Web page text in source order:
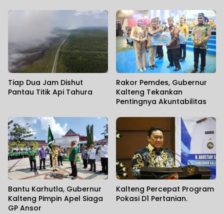
Tiap Dua Jam Dishut
Pantau Titik Api Tahura
Rakor Pemdes, Gubernur
Kalteng Tekankan
Pentingnya Akuntabilitas
Bantu Karhutla, Gubernur
Kalteng Pimpin Apel Siaga
GP Ansor
Kalteng Percepat Program
Pokasi D1 Pertanian.